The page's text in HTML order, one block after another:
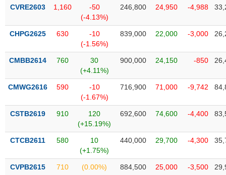
CVRE2603 1,160
-50
(-4.13%)
246,800 24,950 -4,988
CHPG2625 630
-10
(-1.56%)
839,000 22,000 -3,000
CMBB2614 760
30
(+4.11%)
900,000 24,150 -850
CMWG2616 590
-10
(-1.67%)
716,900 71,000 -9,742
CSTB2619 910
120
(+15.19%)
692,600 74,600 -4,400
CTCB2611 580
10
(+1.75%)
440,000 29,700 -4,300
CVPB2615 710 (0.00%) 884,500 25,000 -3,500
DÙNG
YẾU
CHĂM
SÓC
TÀI
CHÍNH